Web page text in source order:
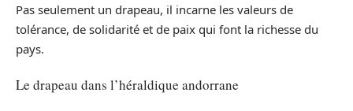
Pas seulement un drapeau, il incarne les valeurs de
tolérance, de solidarité et de paix qui font la richesse du
pays.
Le drapeau dans l’héraldique andorrane